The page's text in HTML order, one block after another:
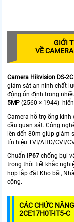
GIỚI
VỀ
Camera Hikvision DS-
giám sát an ninh chất
động ổn định trong
5MP (2560 × 1944)
Camera hỗ trợ ống kính
cầu quan sát. Công
lên đến 80m giúp giám
tín hiệu TVI/AHD/CVI/
Chuẩn
IP67 chống bụi
trong thời tiết khắc
hợp lắp đặt Kho bãi,
cộng.
CÁC CHỨC
2CE17H0T-IT5-C